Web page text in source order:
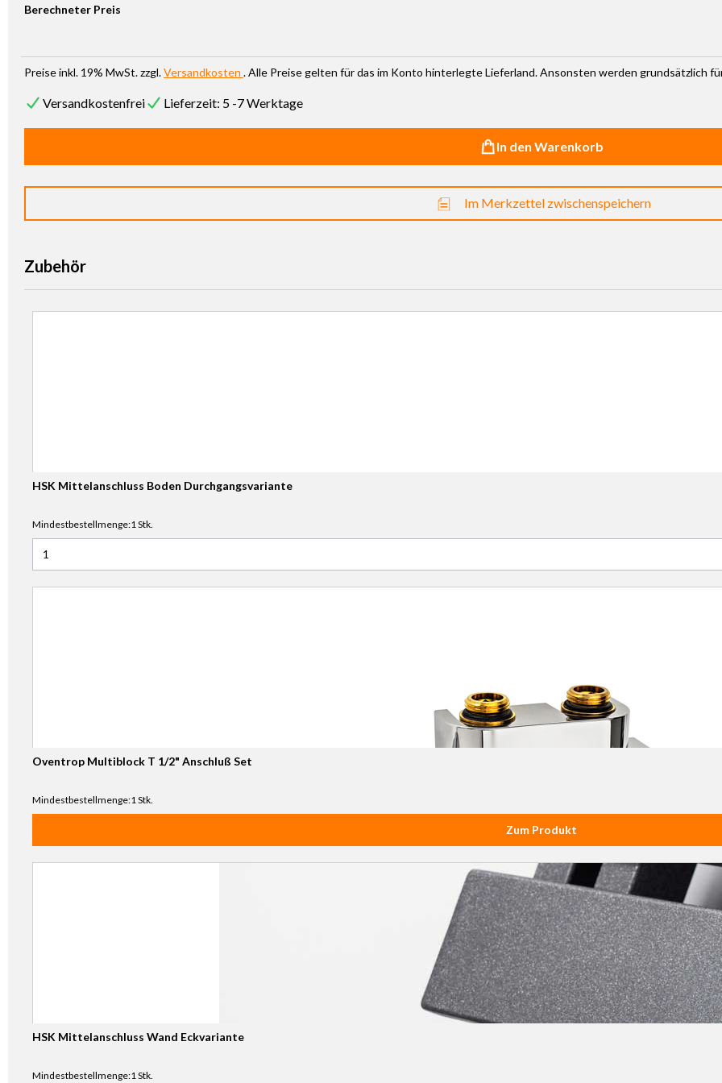
Berechneter Preis
Preise inkl. 19% MwSt. zzgl.Versandkosten . Alle Preise gelten für das im Konto hinterlegte Lieferland. Ansonsten werden grundsätzlich
Versandkostenfrei Lieferzeit: 5 -7 Werktage
In den Warenkorb
Im Merkzettel zwischenspeichern
Zubehör
HSK Mittelanschluss Boden Durchgangsvariante
Mindestbestellmenge:1 Stk.
Anzahl für HSK Mittelanschluss Boden Durchgangsvariante
Oventrop Multiblock T 1/2" Anschluß Set
Mindestbestellmenge:1 Stk.
Zum Produkt
HSK Mittelanschluss Wand Eckvariante
Mindestbestellmenge:1 Stk.